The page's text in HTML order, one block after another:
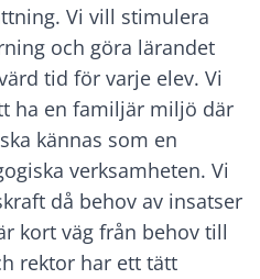
Vi vill stimulera
och göra lärandet
tid för varje elev. Vi
ha en familjär miljö där
kännas som en
verksamheten. Vi
då behov av insatser
kort väg från behov till
rektor har ett tätt